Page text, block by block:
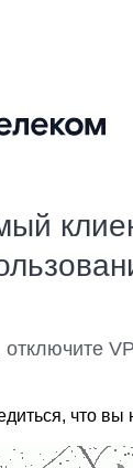
что вы